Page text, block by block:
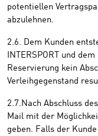
potentiellen
abzulehnen.
2.6. Dem Kunden
INTERSPORT und
Reservierung kein
Verleihgegenstand
2.7.Nach Abschluss
Mail mit der
geben. Falls der